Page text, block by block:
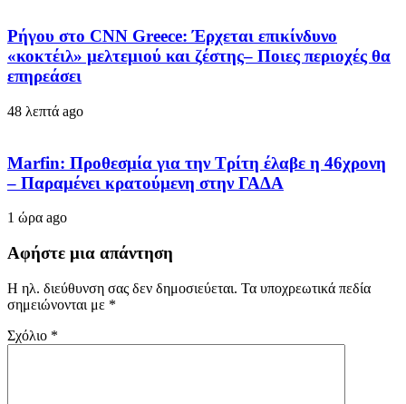
Ρήγου στο CNN Greece: Έρχεται επικίνδυνο
«κοκτέιλ» μελτεμιού και ζέστης– Ποιες περιοχές θα
επηρεάσει
48 λεπτά ago
Marfin: Προθεσμία για την Τρίτη έλαβε η 46χρονη
– Παραμένει κρατούμενη στην ΓΑΔΑ
1 ώρα ago
Αφήστε μια απάντηση
Η ηλ. διεύθυνση σας δεν δημοσιεύεται. Τα υποχρεωτικά πεδία
σημειώνονται με *
Σχόλιο *